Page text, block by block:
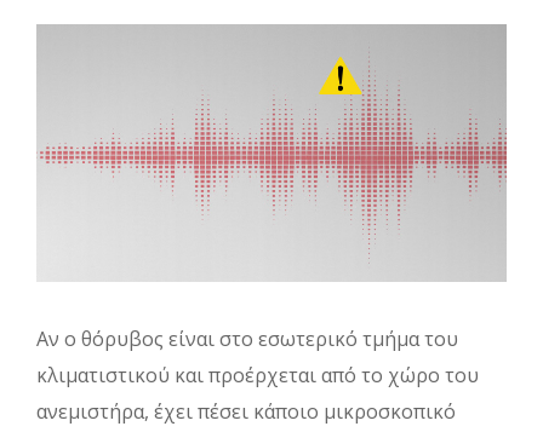
Αν ο θόρυβος είναι στο εσωτερικό τμήμα του
κλιματιστικού και προέρχεται από το χώρο του
ανεμιστήρα, έχει πέσει κάποιο μικροσκοπικό